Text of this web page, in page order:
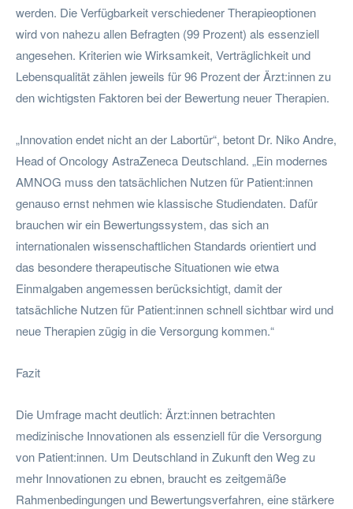
werden. Die Verfügbarkeit verschiedener Therapieoptionen
wird von nahezu allen Befragten (99 Prozent) als essenziell
angesehen. Kriterien wie Wirksamkeit, Verträglichkeit und
Lebensqualität zählen jeweils für 96 Prozent der Ärzt:innen zu
den wichtigsten Faktoren bei der Bewertung neuer Therapien.
„Innovation endet nicht an der Labortür“, betont Dr. Niko Andre,
Head of Oncology AstraZeneca Deutschland. „Ein modernes
AMNOG muss den tatsächlichen Nutzen für Patient:innen
genauso ernst nehmen wie klassische Studiendaten. Dafür
brauchen wir ein Bewertungssystem, das sich an
internationalen wissenschaftlichen Standards orientiert und
das besondere therapeutische Situationen wie etwa
Einmalgaben angemessen berücksichtigt, damit der
tatsächliche Nutzen für Patient:innen schnell sichtbar wird und
neue Therapien zügig in die Versorgung kommen.“
Fazit
Die Umfrage macht deutlich: Ärzt:innen betrachten
medizinische Innovationen als essenziell für die Versorgung
von Patient:innen. Um Deutschland in Zukunft den Weg zu
mehr Innovationen zu ebnen, braucht es zeitgemäße
Rahmenbedingungen und Bewertungsverfahren, eine stärkere